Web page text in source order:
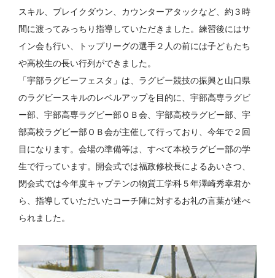
スキル、ブレイクダウン、カウンターアタックなど、約３時
間に渡ってみっちり指導していただきました。練習後にはサ
イン会も行い、トップリーグの選手２人の前には子どもたち
や高校生の長い行列ができました。
「宇部ラグビーフェスタ」は、ラグビー競技の振興と山口県
のラグビースキルのレベルアップを目的に、宇部高専ラグビ
ー部、宇部高専ラグビー部ＯＢ会、宇部高校ラグビー部、宇
部高校ラグビー部ＯＢ会が主催して行っており、今年で２回
目になります。会場の準備等は、すべて本校ラグビー部の学
生で行っています。開会式では福政修校長によるあいさつ、
閉会式では今年度キャプテンの物質工学科５年澤崎秀幸君か
ら、指導していただいたコーチ陣に対するお礼の言葉が述べ
られました。